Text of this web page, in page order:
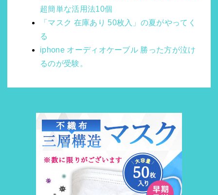
超簡単な活用法10個
「マスク 在庫あり 50枚入」の夏がやってく
る
iphone オーディオケーブル 勝った方が泣け
るのが受験。